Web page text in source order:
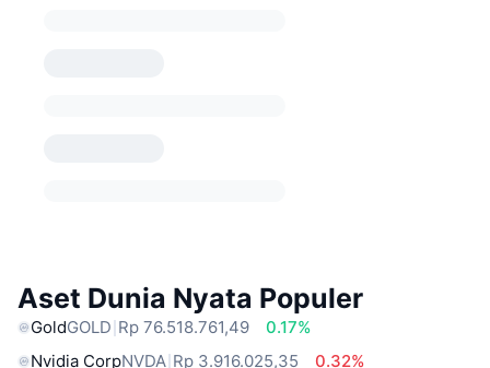
Aset Dunia Nyata Populer
GoldGOLD Rp 76.518.761,49
0.17%
Nvidia CorpNVDA Rp 3.916.025,35
0.32%